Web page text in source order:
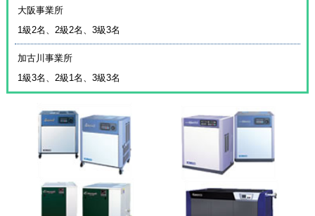
大阪事業所
1級2名、2級2名、3級3名
加古川事業所
1級3名、2級1名、3級3名